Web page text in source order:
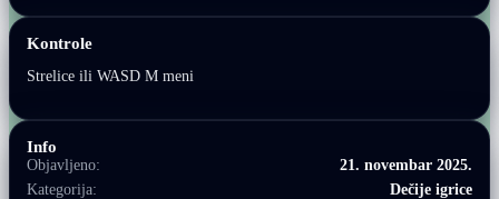
Kontrole
Strelice ili WASD M meni
Info
Objavljeno:
21. novembar 2025.
Kategorija:
Dečije igrice